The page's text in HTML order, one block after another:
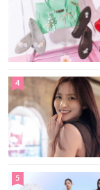
4
5